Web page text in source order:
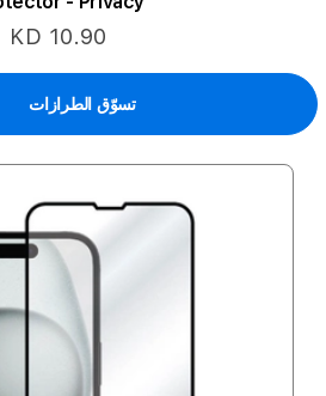
KD 10.90
تسوّق الطرازات